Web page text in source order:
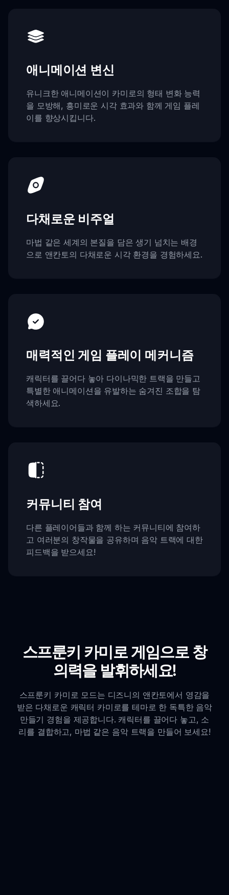
애니메이션 변신
유니크한 애니메이션이 카미로의 형태 변화 능력
을 모방해, 흥미로운 시각 효과와 함께 게임 플레
이를 향상시킵니다.
다채로운 비주얼
마법 같은 세계의 본질을 담은 생기 넘치는 배경
으로 앤칸토의 다채로운 시각 환경을 경험하세요.
매력적인 게임 플레이 메커니즘
캐릭터를 끌어다 놓아 다이나믹한 트랙을 만들고
특별한 애니메이션을 유발하는 숨겨진 조합을 탐
색하세요.
커뮤니티 참여
다른 플레이어들과 함께 하는 커뮤니티에 참여하
고 여러분의 창작물을 공유하며 음악 트랙에 대한
피드백을 받으세요!
스프룬키 카미로 게임으로 창
의력을 발휘하세요!
스프룬키 카미로 모드는 디즈니의 앤칸토에서 영감을
받은 다채로운 캐릭터 카미로를 테마로 한 독특한 음악
만들기 경험을 제공합니다. 캐릭터를 끌어다 놓고, 소
리를 결합하고, 마법 같은 음악 트랙을 만들어 보세요!